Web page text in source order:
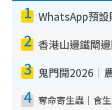
1
2
3
4